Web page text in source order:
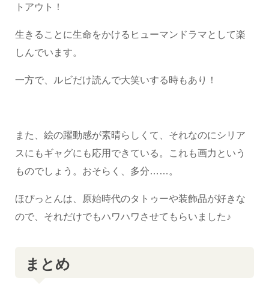
トアウト！
生きることに生命をかけるヒューマンドラマとして楽
しんでいます。
一方で、ルビだけ読んで大笑いする時もあり！
また、絵の躍動感が素晴らしくて、それなのにシリア
スにもギャグにも応用できている。これも画力という
ものでしょう。おそらく、多分……。
ほぴっとんは、原始時代のタトゥーや装飾品が好きな
ので、それだけでもハワハワさせてもらいました♪
まとめ